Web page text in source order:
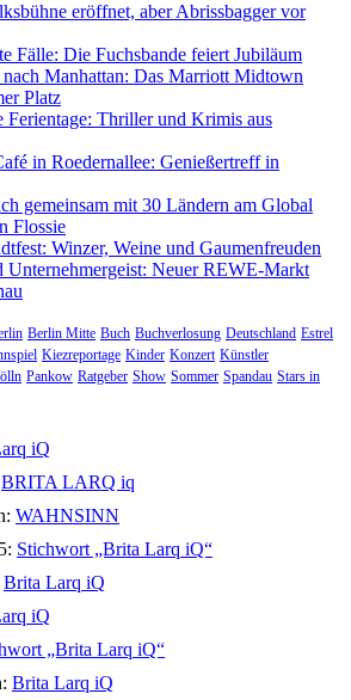
eröffnet, aber Abrissbagger vor
Fälle: Die Fuchsbande feiert Jubiläum
Manhattan: Das Marriott Midtown
Platz
Ferientage: Thriller und Krimis aus
in Roedernallee: Genießertreff in
gemeinsam mit 30 Ländern am Global
Flossie
Winzer, Weine und Gaumenfreuden
Unternehmergeist: Neuer REWE-Markt
Berlin Mitte Buch Buchverlosung Deutschland Estrel
Kiezreportage Kinder Konzert Künstler
Pankow Ratgeber Show Sommer Spandau Stars in
iQ
BRITA LARQ iq
WAHNSINN
Stichwort „Brita Larq iQ“
Brita Larq iQ
iQ
„Brita Larq iQ“
Brita Larq iQ